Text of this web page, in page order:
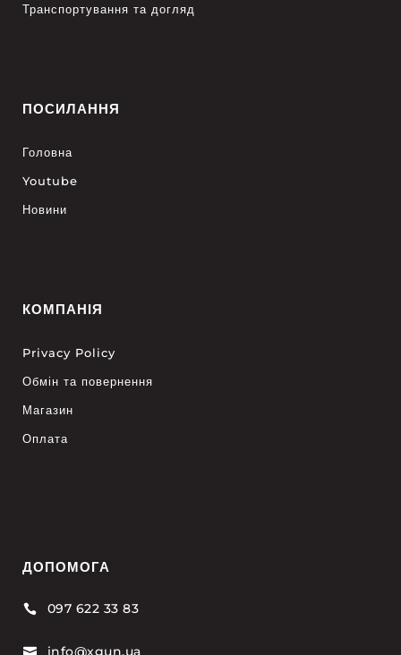
Транспортування та догляд
ПОСИЛАННЯ
Головна
Youtube
Новини
КОМПАНІЯ
Privacy Policy
Обмін та повернення
Магазин
Оплата
ДОПОМОГА
 097 622 33 83
 info@xgun.ua